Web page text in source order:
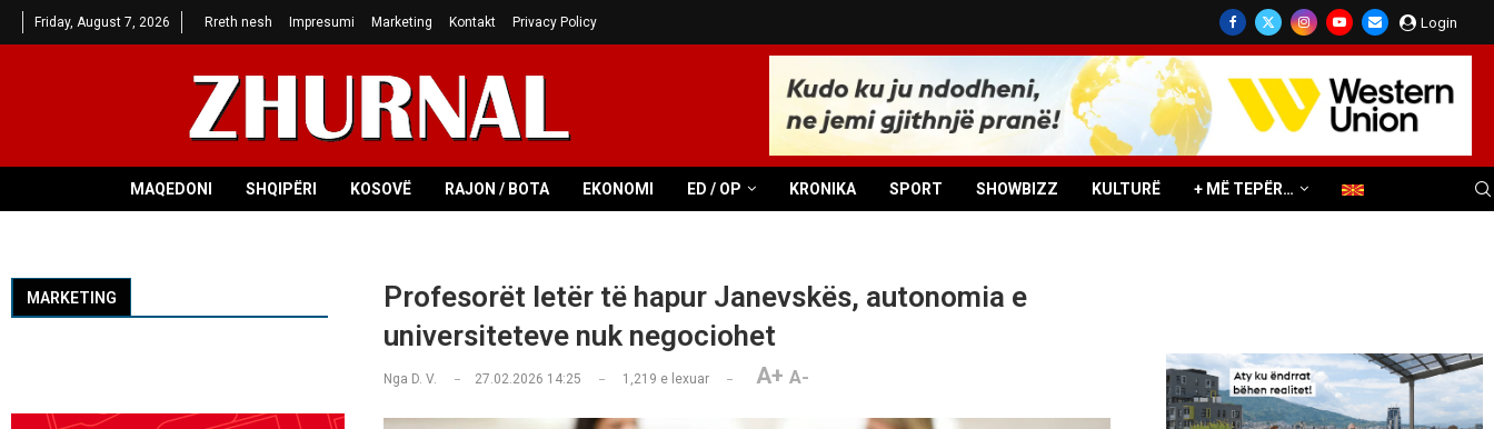
Friday, August 7, 2026 Rreth nesh Impresumi Marketing Kontakt Privacy Policy Login
MAQEDONI SHQIPËRI KOSOVË RAJON / BOTA EKONOMI ED / OP KRONIKA SPORT SHOWBIZZ KULTURË + MË TEPËR…
Profesorët letër të hapur Janevskës, autonomia e
universiteteve nuk negociohet
Nga D. V. 27.02.2026 14:25 1,219 e lexuar A+ A-
MARKETING